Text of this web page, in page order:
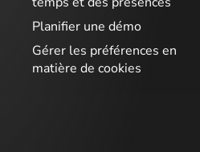
Planifier une démo
Gérer les préférences en
matière de cookies